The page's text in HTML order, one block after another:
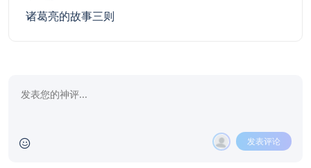
诸葛亮的故事三则
发表评论